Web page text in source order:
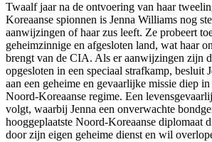
Twaalf jaar na de ontvoering van haar
Koreaanse spionnen is Jenna Williams nog
aanwijzingen of haar zus leeft. Ze probeert
geheimzinnige en afgesloten land, wat haar
brengt van de CIA. Als er aanwijzingen zijn
opgesloten in een speciaal strafkamp, besluit
aan een geheime en gevaarlijke missie diep
Noord-Koreaanse regime. Een
volgt, waarbij Jenna een onverwachte
hooggeplaatste Noord-Koreaanse diplomaat
door zijn eigen geheime dienst en wil